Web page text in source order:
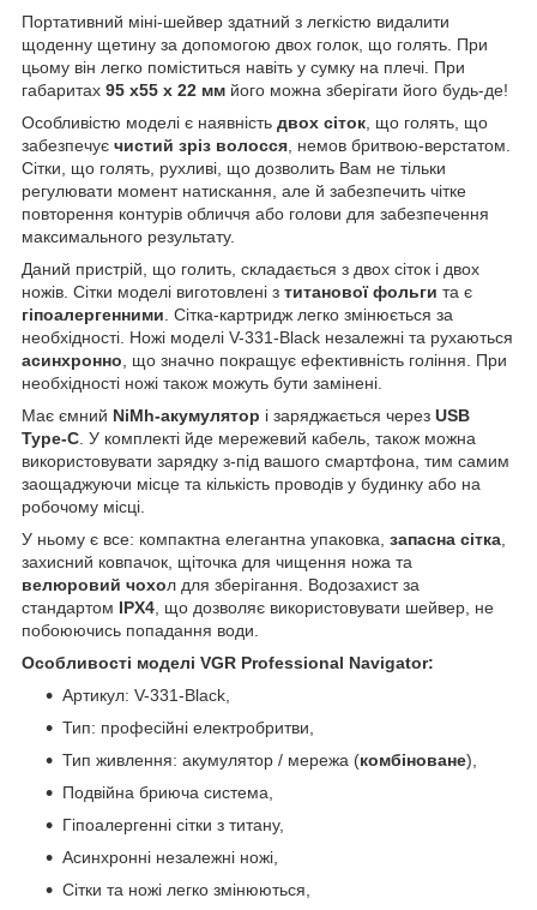
Портативний міні-шейвер здатний з легкістю видалити
щоденну щетину за допомогою двох голок, що голять. При
цьому він легко поміститься навіть у сумку на плечі. При
габаритах 95 х55 х 22 мм його можна зберігати його будь-де!
Особливістю моделі є наявність двох сіток , що голять, що
забезпечує чистий зріз волосся , немов бритвою-верстатом.
Сітки, що голять, рухливі, що дозволить Вам не тільки
регулювати момент натискання, але й забезпечить чітке
повторення контурів обличчя або голови для забезпечення
максимального результату.
Даний пристрій, що голить, складається з двох сіток і двох
ножів. Сітки моделі виготовлені з титанової фольги та є
гіпоалергенними . Сітка-картридж легко змінюється за
необхідності. Ножі моделі V-331-Black незалежні та рухаються
асинхронно , що значно покращує ефективність гоління. При
необхідності ножі також можуть бути замінені.
Має ємний NiMh-акумулятор і заряджається через USB
Type-C . У комплекті йде мережевий кабель, також можна
використовувати зарядку з-під вашого смартфона, тим самим
заощаджуючи місце та кількість проводів у будинку або на
робочому місці.
У ньому є все: компактна елегантна упаковка, запасна сітка
захисний ковпачок, щіточка для чищення ножа та
велюровий чохол для зберігання. Водозахист за
стандартом IPX4 , що дозволяє використовувати шейвер, не
побоюючись попадання води.
Особливості моделі VGR Professional Navigator:
Артикул: V-331-Black,
Тип: професійні електробритви,
Тип живлення: акумулятор / мережа (комбіноване),
Подвійна бриюча система,
Гіпоалергенні сітки з титану,
Асинхронні незалежні ножі,
Сітки та ножі легко змінюються,